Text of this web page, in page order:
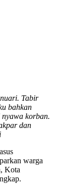
Tabir
bahkan
nyawa korban.
dan
warga
Kota